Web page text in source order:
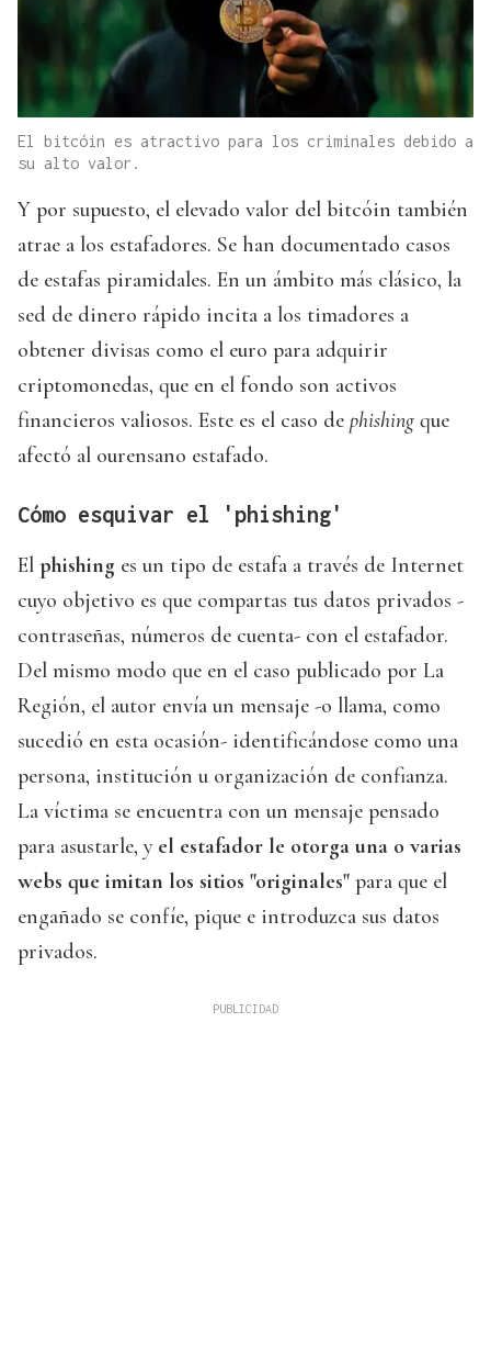
El bitcóin es atractivo para los criminales debido a
su alto valor.
Y por supuesto, el elevado valor del bitcóin también
atrae a los estafadores. Se han documentado casos
de estafas piramidales. En un ámbito más clásico, la
sed de dinero rápido incita a los timadores a
obtener divisas como el euro para adquirir
criptomonedas, que en el fondo son activos
financieros valiosos. Este es el caso de phishing que
afectó al ourensano estafado.
Cómo esquivar el 'phishing'
El phishing es un tipo de estafa a través de Internet
cuyo objetivo es que compartas tus datos privados -
contraseñas, números de cuenta- con el estafador.
Del mismo modo que en el caso publicado por La
Región, el autor envía un mensaje -o llama, como
sucedió en esta ocasión- identificándose como una
persona, institución u organización de confianza.
La víctima se encuentra con un mensaje pensado
para asustarle, y el estafador le otorga una o varias
webs que imitan los sitios "originales" para que el
engañado se confíe, pique e introduzca sus datos
privados.